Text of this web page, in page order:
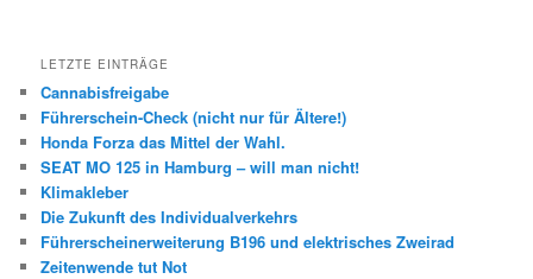
LETZTE EINTRÄGE
Cannabisfreigabe
Führerschein-Check (nicht nur für Ältere!)
Honda Forza das Mittel der Wahl.
SEAT MO 125 in Hamburg – will man nicht!
Klimakleber
Die Zukunft des Individualverkehrs
Führerscheinerweiterung B196 und elektrisches Zweirad
Zeitenwende tut Not